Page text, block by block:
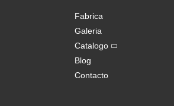
Fabrica
Galeria
Catalogo
Blog
Contacto